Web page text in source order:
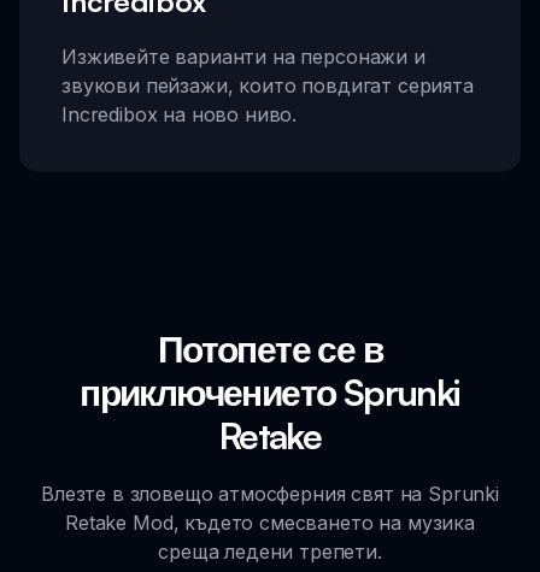
Изживейте варианти на персонажи и
звукови пейзажи, които повдигат серията
Incredibox на ново ниво.
Потопете се в
приключението Sprunki
Retake
Влезте в зловещо атмосферния свят на Sprunki
Retake Mod, където смесването на музика
среща ледени трепети.